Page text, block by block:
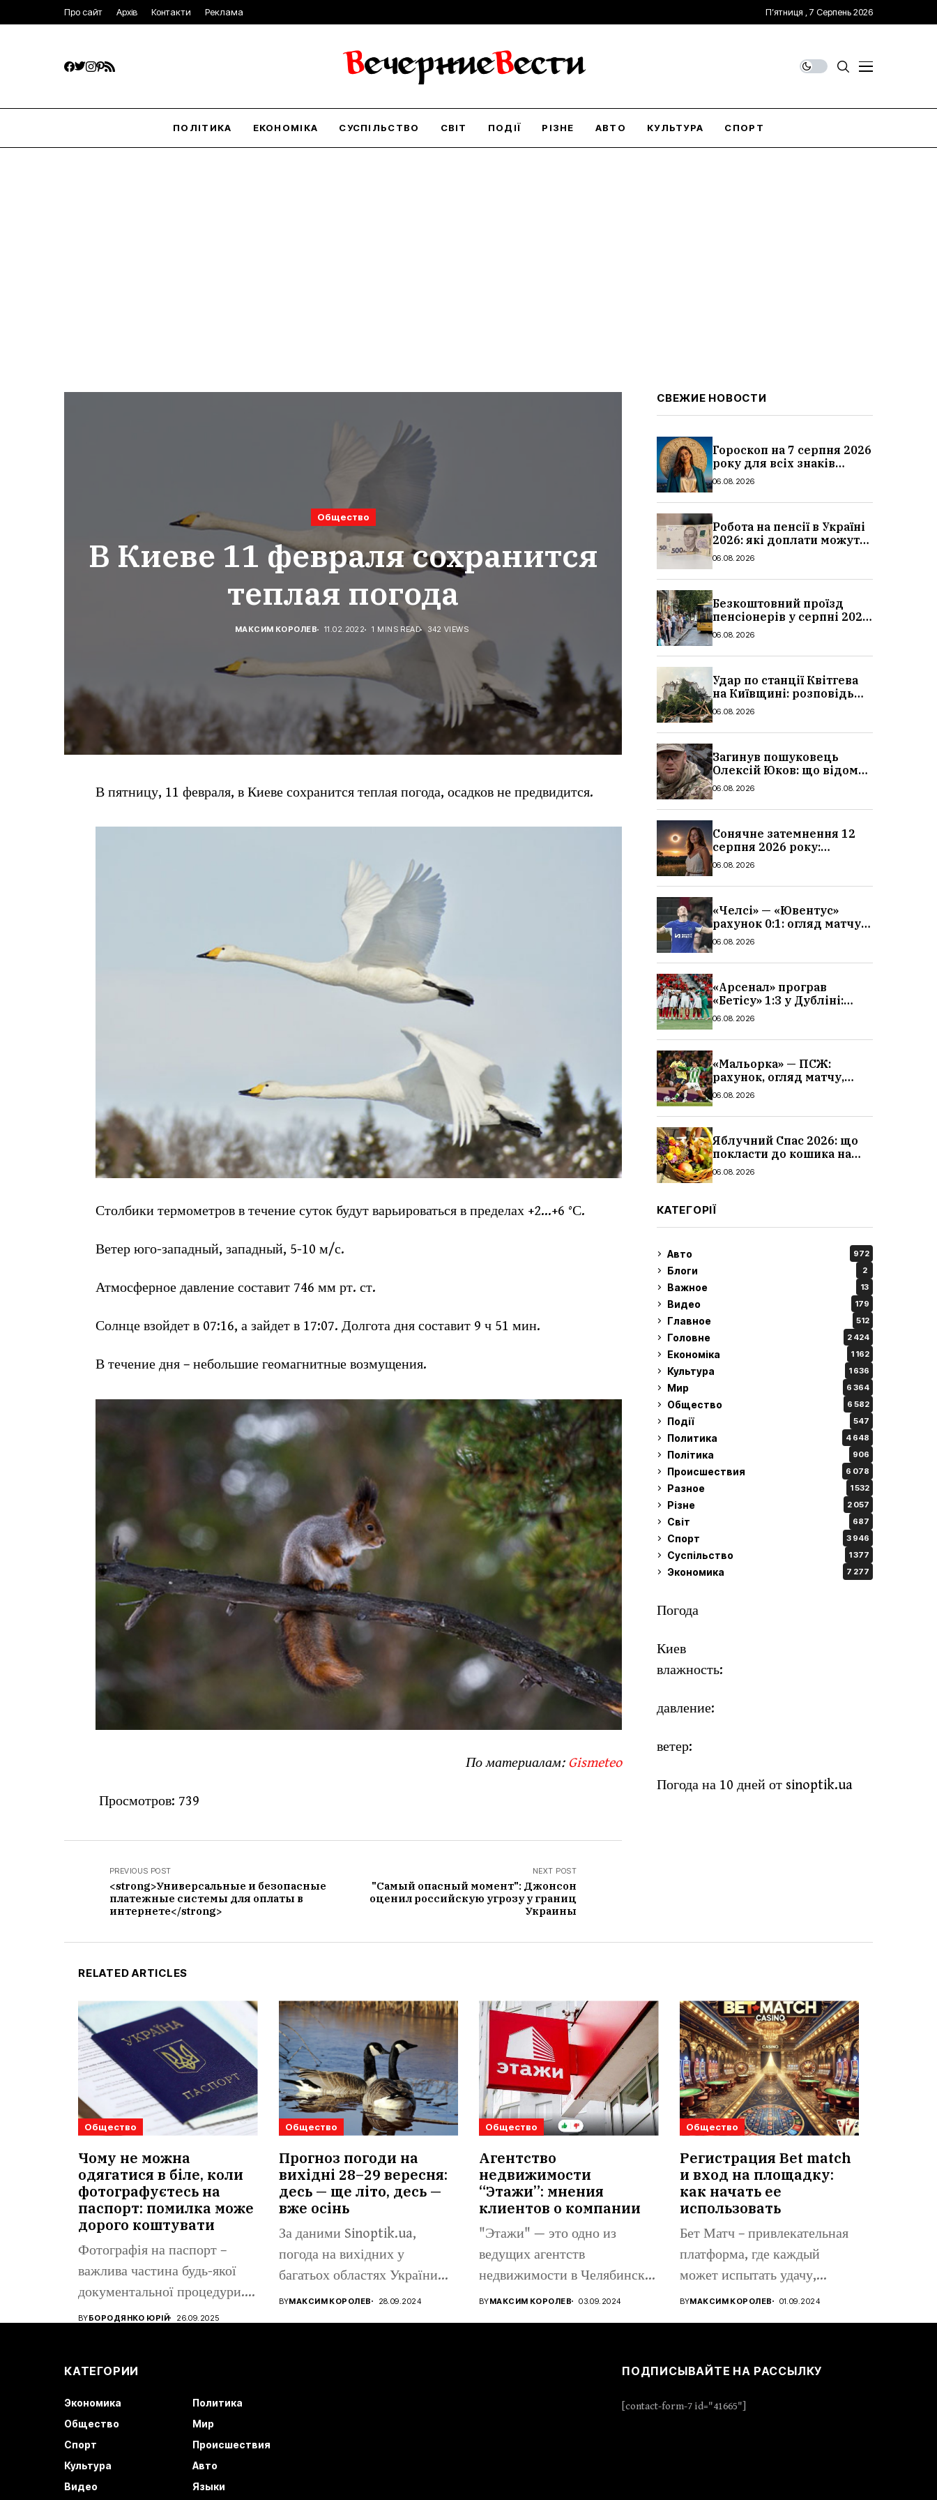
Про сайт Архів Контакти Реклама П’ятниця , 7 Серпень 2026
ПОЛІТИКА ЕКОНОМІКА СУСПІЛЬСТВО СВІТ ПОДІЇ РІЗНЕ АВТО КУЛЬТУРА СПОРТ
Общество
В Киеве 11 февраля сохранится
теплая погода
МАКСИМ КОРОЛЕВ 11.02.2022 1 MINS READ 342 VIEWS
В пятницу, 11 февраля, в Киеве сохранится теплая погода, осадков не предвидится.
Столбики термометров в течение суток будут варьироваться в пределах +2…+6 °С.
Ветер юго-западный, западный, 5-10 м/с.
Атмосферное давление составит 746 мм рт. ст.
Солнце взойдет в 07:16, а зайдет в 17:07. Долгота дня составит 9 ч 51 мин.
В течение дня – небольшие геомагнитные возмущения.
По материалам: Gismeteo
Просмотров: 739
PREVIOUS POST
<strong>Универсальные и безопасные
платежные системы для оплаты в
интернете</strong>
NEXT POST
"Самый опасный момент": Джонсон
оценил российскую угрозу у границ
Украины
СВЕЖИЕ НОВОСТИ
Гороскоп на 7 серпня 2026
року для всіх знаків
зодіаку: кому пощастить у
06.08.2026
Робота на пенсії в Україні
2026: які доплати можуть
скасувати, про що
06.08.2026
Безкоштовний проїзд
пенсіонерів у серпні 2026
в Україні: де діє пільга,
06.08.2026
Удар по станції Квітгева
на Київщині: розповідь
очевидців, як вісім людей
сталося
06.08.2026
Загинув пошуковець
Олексій Юков: що відомо
про його роботу, хто він
06.08.2026
Сонячне затемнення 12
серпня 2026 року:
гороскоп, кому із знаків
06.08.2026
«Челсі» — «Ювентус»
рахунок 0:1: огляд матчу
та вихід Мудрика
06.08.2026
«Арсенал» програв
«Бетісу» 1:3 у Дубліні:
огляд матчу та всі голи
06.08.2026
«Мальорка» — ПСЖ:
рахунок, огляд матчу,
голи та склад парижан
06.08.2026
Яблучний Спас 2026: що
покласти до кошика на
освячення, які фрукти,
06.08.2026
КАТЕГОРІЇ
Авто 972
Блоги 2
Важное 13
Видео 179
Главное 512
Головне 2 424
Економіка 1 162
Культура 1 636
Мир 6 364
Общество 6 582
Події 547
Политика 4 648
Політика 906
Происшествия 6 078
Разное 1 532
Різне 2 057
Світ 687
Спорт 3 946
Суспільство 1 377
Экономика 7 277
Погода
Киев
влажность:
давление:
ветер:
Погода на 10 дней от sinoptik.ua
RELATED ARTICLES
Общество
Чому не можна
одягатися в біле, коли
фотографуєтесь на
паспорт: помилка може
дорого коштувати
Фотографія на паспорт –
важлива частина будь-якої
документальної процедури.
Від того, наскільки...
BYБОРОДЯНКО ЮРІЙ 26.09.2025
Общество
Прогноз погоди на
вихідні 28–29 вересня:
десь — ще літо, десь —
вже осінь
За даними Sinoptik.ua,
погода на вихідних у
багатьох областях України
все ще...
BYМАКСИМ КОРОЛЕВ 28.09.2024
Общество
Агентство
недвижимости
“Этажи”: мнения
клиентов о компании
"Этажи" — это одно из
ведущих агентств
недвижимости в Челябинске,
предлагающее широкий...
BYМАКСИМ КОРОЛЕВ 03.09.2024
Общество
Регистрация Bet match
и вход на площадку:
как начать ее
использовать
Бет Матч – привлекательная
платформа, где каждый
может испытать удачу,
проявить стратегическое...
BYМАКСИМ КОРОЛЕВ 01.09.2024
КАТЕГОРИИ
Экономика
Политика
Общество
Мир
Спорт
Происшествия
Культура
Авто
Видео
Языки
ПОДПИСЫВАЙТЕ НА РАССЫЛКУ
[contact-form-7 id="41665"]